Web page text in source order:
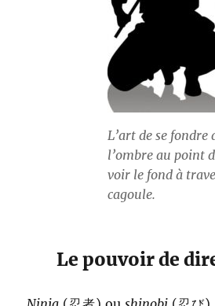
L’art de se fondre
l’ombre au point
voir le fond à
cagoule.
Le pouvoir de